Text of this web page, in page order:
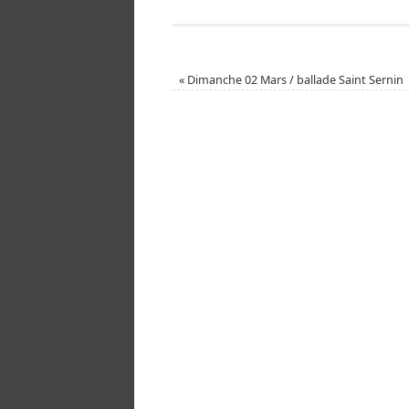
« Dimanche 02 Mars / ballade Saint Sernin